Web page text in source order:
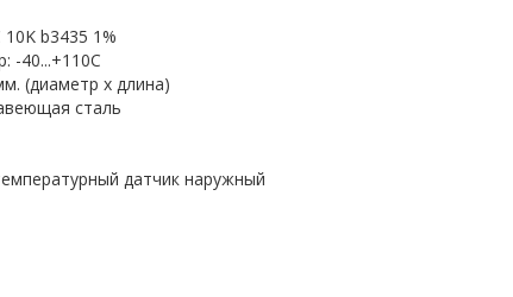
b3435 1%
-40...+110C
(диаметр х длина)
сталь
датчик наружный